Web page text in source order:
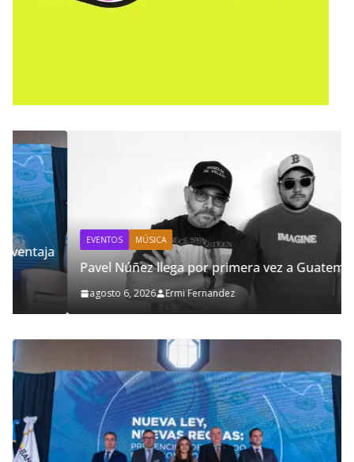
EVENTOS MÚSICA
Pavel Núñez llega por primera vez a Guatemala
agosto 6, 2026 Ermi Fernandez